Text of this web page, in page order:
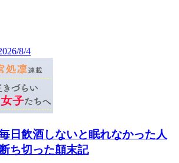
8/4
日飲酒しないと眠れなかった人
ち切った顛末記